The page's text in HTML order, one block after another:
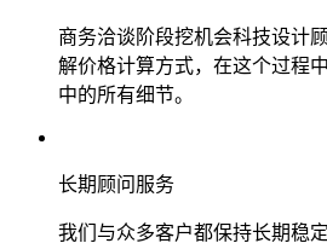
商务洽谈阶段挖机会科技设计
解价格计算方式，在这个过程
中的所有细节。
长期顾问服务
我们与众多客户都保持长期稳